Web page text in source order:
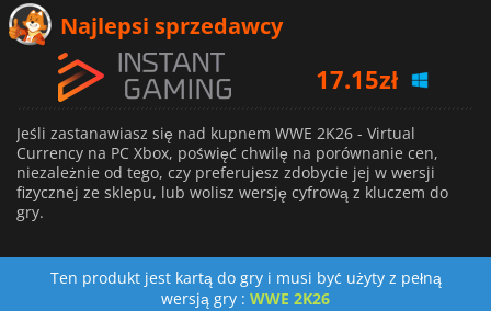
Najlepsi sprzedawcy
17.15zł
17.38zł
18.59zł
Jeśli zastanawiasz się nad kupnem WWE 2K26 - Virtual
Currency na PC Xbox, poświęć chwilę na porównanie cen,
niezależnie od tego, czy preferujesz zdobycie jej w wersji
fizycznej ze sklepu, lub wolisz wersję cyfrową z kluczem do
gry.
Ten produkt jest kartą do gry i musi być użyty z pełną
wersją gry : WWE 2K26